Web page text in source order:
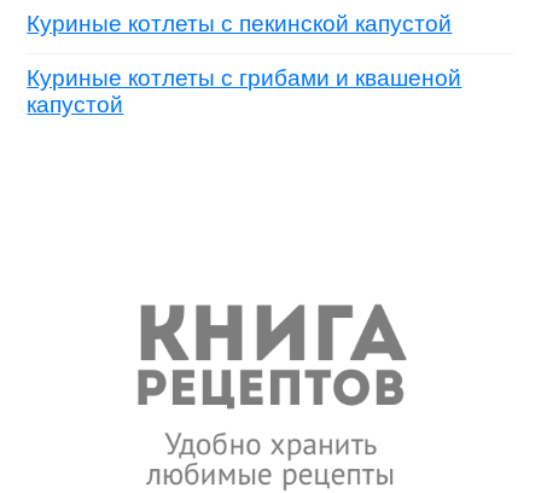
Куриные котлеты с пекинской капустой
Куриные котлеты с грибами и квашеной
капустой